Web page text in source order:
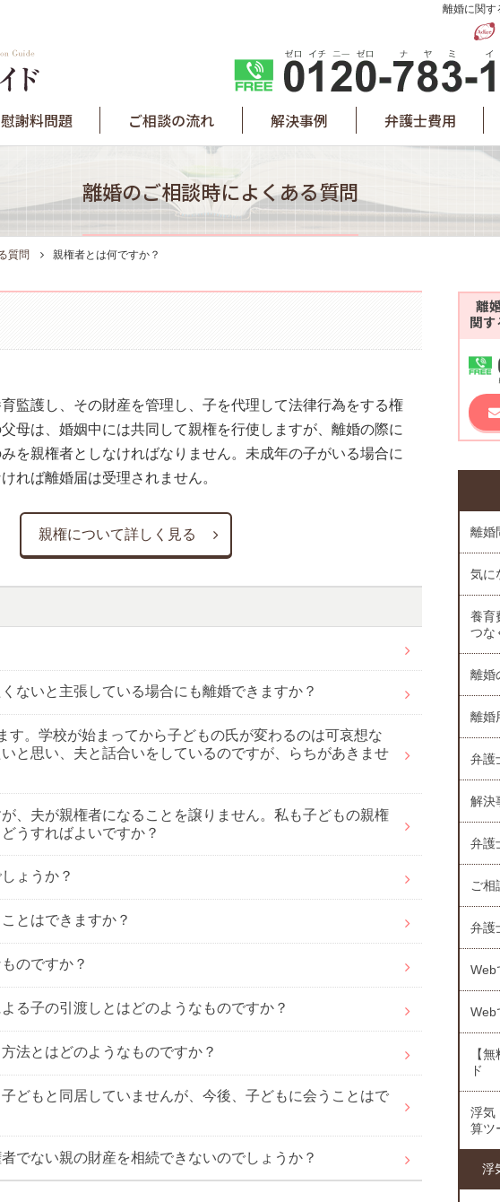
離婚に関す
謝料問題 ご相談の流れ 解決事例 弁護士費用
離婚のご相談時によくある質問
質問 親権者とは何ですか？
監護し、その財産を管理し、子を代理して法律行為をする権
母は、婚姻中には共同して親権を行使しますが、離婚の際に
を親権者としなければなりません。未成年の子がいる場合に
れば離婚届は受理されません。
親権について詳しく見る
ないと主張している場合にも離婚できますか？
す。学校が始まってから子どもの氏が変わるのは可哀想な
と思い、夫と話合いをしているのですが、らちがあきませ
、夫が親権者になることを譲りません。私も子どもの親権
うすればよいですか？
ょうか？
とはできますか？
のですか？
る子の引渡しとはどのようなものですか？
法とはどのようなものですか？
どもと同居していませんが、今後、子どもに会うことはで
でない親の財産を相続できないのでしょうか？
離
関す
離婚
気に
養育
つな
離婚
離婚
弁護
解決
弁護
ご相
弁護
Web
Web
【
ド
浮気
算ツ
浮